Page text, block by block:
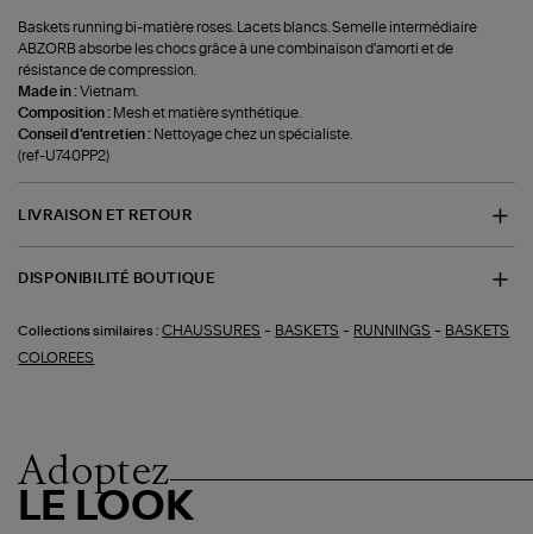
Baskets running bi-matière roses. Lacets blancs. Semelle intermédiaire
ABZORB absorbe les chocs grâce à une combinaison d'amorti et de
résistance de compression.
Made in :Vietnam.
Composition : Mesh et matière synthétique.
Conseil d'entretien : Nettoyage chez un spécialiste.
(ref-U740PP2)
LIVRAISON ET RETOUR
DISPONIBILITÉ BOUTIQUE
Collections similaires : CHAUSSURES - BASKETS - RUNNINGS - BASKETS
COLOREES
Adoptez
LE LOOK